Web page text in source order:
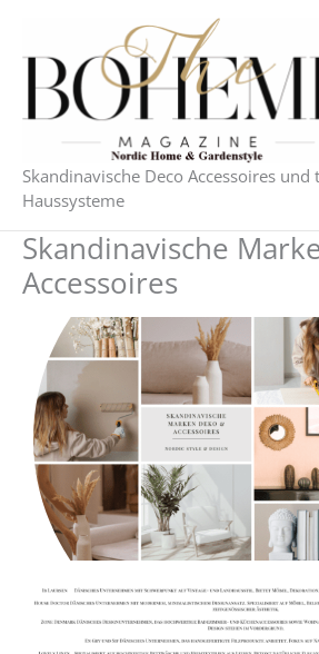
springen
Skandinavische Deco Accessoires und
Haussysteme
Skandinavische
Accessoires